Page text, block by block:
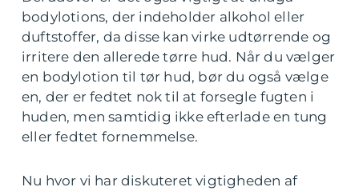
bodylotions, der indeholder alkohol eller
duftstoffer, da disse kan virke udtørrende og
irritere den allerede tørre hud. Når du vælger
en bodylotion til tør hud, bør du også vælge
en, der er fedtet nok til at forsegle fugten i
huden, men samtidig ikke efterlade en tung
eller fedtet fornemmelse.
Nu hvor vi har diskuteret vigtigheden af